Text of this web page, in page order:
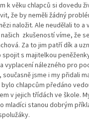
k věku chlapců si dovedu
že by neměli žádný
naložit. Ale neudělali to a
zkušeností víme, že
Za to jim patří dík a
spojit s majitelkou
vyplacení nálezného pro
současně jsme i my přidali
bylo chlapcům předáno
v jejich třídách ve škole.
mladíci stanou dobrým